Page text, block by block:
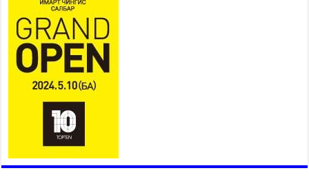
мэргэнээ сорьж байна
2026 оны 7 сар 15 / 11 цаг 03 минут
Төв цэнгэлдэхийн эргэн тойронд
2026 оны 7 сар 15 / 10 цаг 58 минут
Үндэсний их баяр наадмын шагайн харваа
насанд хүрэгчдийн багийн харваагаар
үргэлжилж байна
2026 оны 7 сар 15 / 10 цаг 52 минут
Үндэсний их баяр наадмын хүчит бөхийн
барилдаан эхэллээ
2026 оны 7 сар 15 / 10 цаг 46 минут